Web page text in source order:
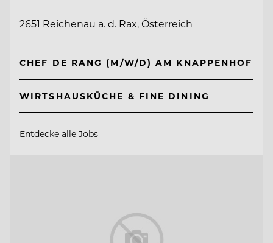
2651 Reichenau a. d. Rax, Österreich
CHEF DE RANG (M/W/D) AM KNAPPENHOF
WIRTSHAUSKÜCHE & FINE DINING
Entdecke alle Jobs